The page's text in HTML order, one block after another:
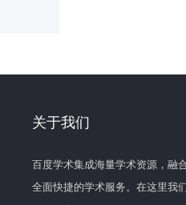
关于我们
百度学术集成海量学术资源，融
全面快捷的学术服务。在这里我